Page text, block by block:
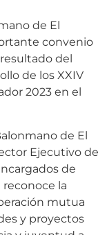
de El
convenio
del
de los XXIV
2023 en el
de El
Ejecutivo de
de
reconoce la
mutua
y proyectos